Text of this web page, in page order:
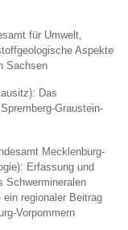
für Umwelt,
Aspekte
Sachsen
Das
Graustein-
Mecklenburg-
Erfassung und
Schwermineralen
regionaler Beitrag
Vorpommern